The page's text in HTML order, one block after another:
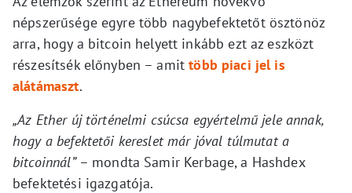
népszerűsége egyre több nagybefektetőt ösztönöz
arra, hogy a bitcoin helyett inkább ezt az eszközt
részesítsék előnyben – amittöbb piaci jel is
alátámaszt.
„Az Ether új történelmi csúcsa egyértelmű jele annak,
hogy a befektetői kereslet már jóval túlmutat a
bitcoinnál”– mondta Samir Kerbage, a Hashdex
befektetési igazgatója.